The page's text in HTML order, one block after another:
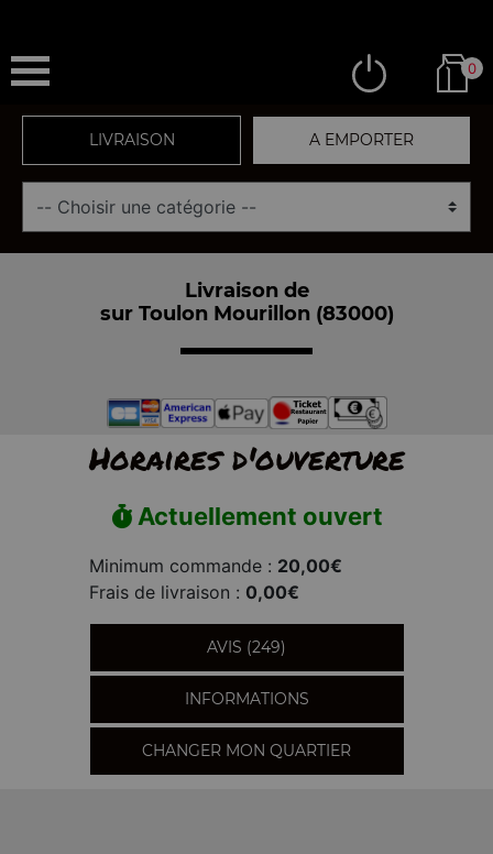
0
LIVRAISON A EMPORTER
Livraison de
sur Toulon Mourillon (83000)
Horaires d'ouverture
Actuellement ouvert
Minimum commande : 20,00€
Frais de livraison : 0,00€
AVIS (249)
INFORMATIONS
CHANGER MON QUARTIER